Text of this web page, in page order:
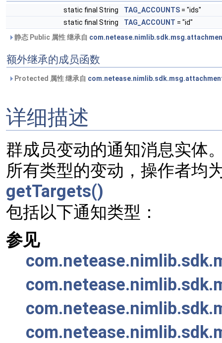
static final String TAG_ACCOUNTS = "ids"
static final String
TAG_ACCOUNT = "id"
静态 Public 属性 继承自
额外继承的成员函数
Protected 属性 继承自
详细描述
群成员变动的通知消息实体
所有类型的变动，操作者均
getTargets()
包括以下通知类型：
参见